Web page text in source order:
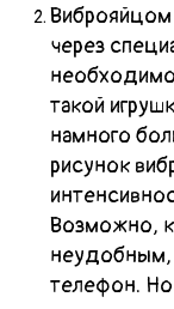
через
такой
намного
рисунок
Возможно,
неудобным,
телефон.